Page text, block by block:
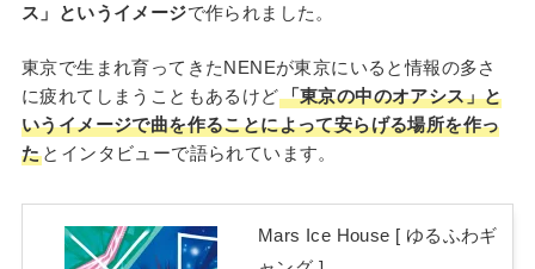
ス」というイメージで作られました。
東京で生まれ育ってきたNENEが東京にいると情報の多さ
に疲れてしまうこともあるけど「東京の中のオアシス」と
いうイメージで曲を作ることによって安らげる場所を作っ
た とインタビューで語られています。
Mars Ice House [ ゆるふわギ